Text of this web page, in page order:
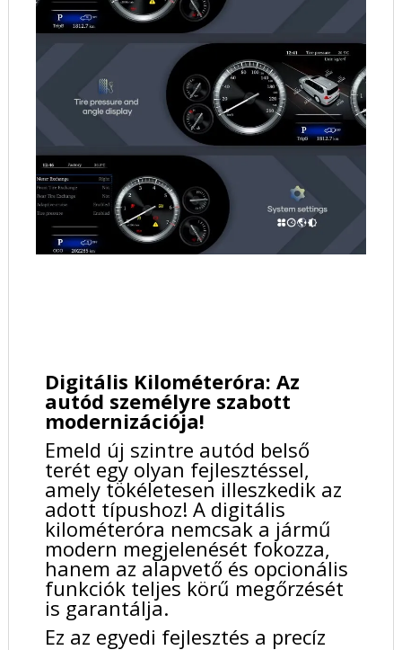
Digitális Kilométeróra: Az
autód személyre szabott
modernizációja!
Emeld új szintre autód belső
terét egy olyan fejlesztéssel,
amely tökéletesen illeszkedik az
adott típushoz! A digitális
kilométeróra nemcsak a jármű
modern megjelenését fokozza,
hanem az alapvető és opcionális
funkciók teljes körű megőrzését
is garantálja.
Ez az egyedi fejlesztés a precíz